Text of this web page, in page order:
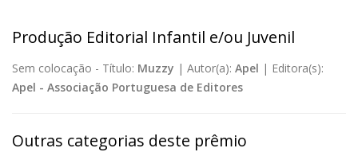
Produção Editorial Infantil e/ou Juvenil
Sem colocação - Título: Muzzy | Autor(a): Apel | Editora(s):
Apel - Associação Portuguesa de Editores
Outras categorias deste prêmio